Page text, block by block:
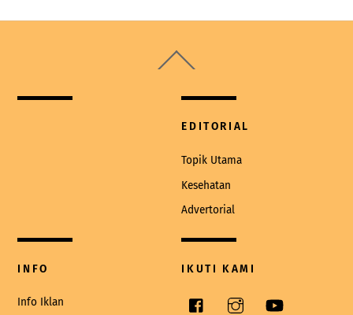
To
EDITORIAL
Topik Utama
Kesehatan
Advertorial
INFO
Info Iklan
IKUTI KAMI
Facebook